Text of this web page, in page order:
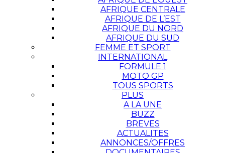
AFRIQUE CENTRALE
AFRIQUE DE L’EST
AFRIQUE DU NORD
AFRIQUE DU SUD
FEMME ET SPORT
INTERNATIONAL
FORMULE 1
MOTO GP
TOUS SPORTS
PLUS
A LA UNE
BUZZ
BREVES
ACTUALITES
ANNONCES/OFFRES